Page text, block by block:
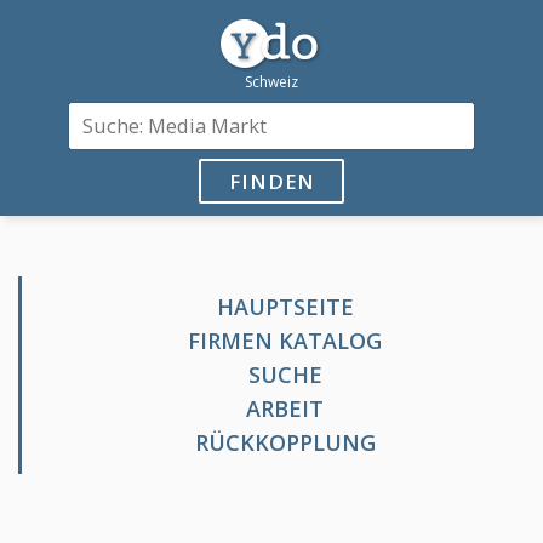
FINDEN
HAUPTSEITE
FIRMEN KATALOG
SUCHE
ARBEIT
RÜCKKOPPLUNG